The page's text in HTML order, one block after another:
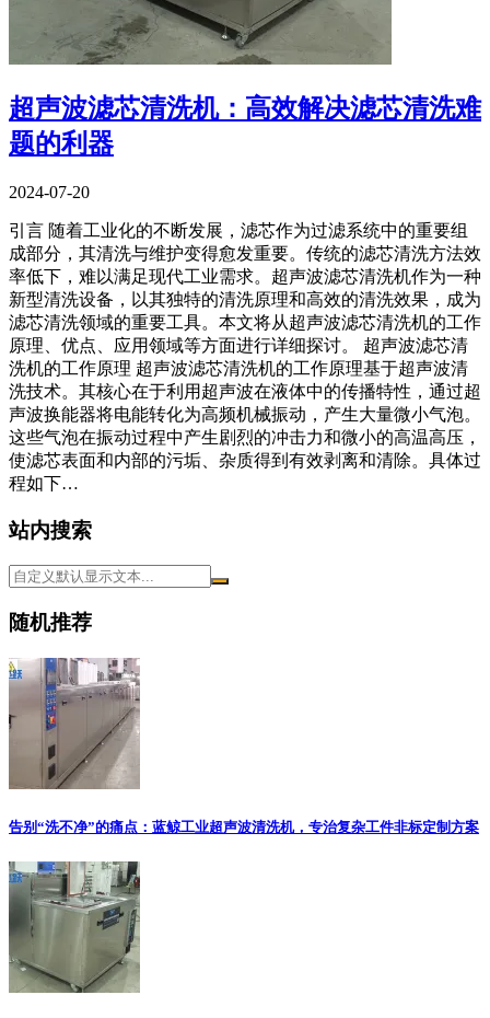
超声波滤芯清洗机：高效解决滤芯清洗难
题的利器
2024-07-20
引言 随着工业化的不断发展，滤芯作为过滤系统中的重要组
成部分，其清洗与维护变得愈发重要。传统的滤芯清洗方法效
率低下，难以满足现代工业需求。超声波滤芯清洗机作为一种
新型清洗设备，以其独特的清洗原理和高效的清洗效果，成为
滤芯清洗领域的重要工具。本文将从超声波滤芯清洗机的工作
原理、优点、应用领域等方面进行详细探讨。 超声波滤芯清
洗机的工作原理 超声波滤芯清洗机的工作原理基于超声波清
洗技术。其核心在于利用超声波在液体中的传播特性，通过超
声波换能器将电能转化为高频机械振动，产生大量微小气泡。
这些气泡在振动过程中产生剧烈的冲击力和微小的高温高压，
使滤芯表面和内部的污垢、杂质得到有效剥离和清除。具体过
程如下…
站内搜索
随机推荐
告别“洗不净”的痛点：蓝鲸工业超声波清洗机，专治复杂工件非标定制方案